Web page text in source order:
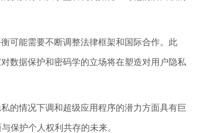
可能需要不断调整法律框架和国际合作。此
数据保护和密码学的立场将在塑造对用户隐私
的情况下调和超级应用程序的潜力方面具有巨
保护个人权利共存的未来。